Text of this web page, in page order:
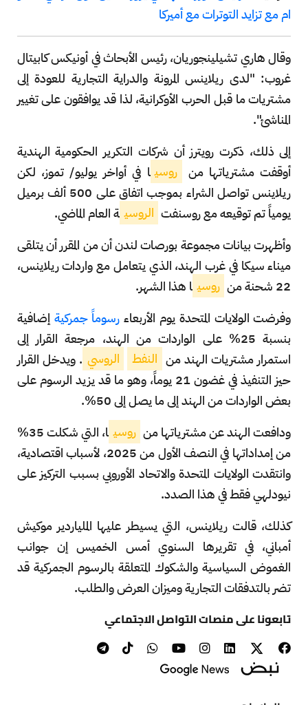
ام مع تزايد التوترات مع أميركا
وقال هاري تشيلينجوريان، رئيس الأبحاث في أونيكس كابيتال
غروب: "لدى ريلاينس المرونة والدراية التجارية للعودة إلى
مشتريات ما قبل الحرب الأوكرانية، لذا قد يوافقون على تغيير
المناشئ".
إلى ذلك، ذكرت رويترز أن شركات التكرير الحكومية الهندية
أوقفت مشترياتها من روسي ا في أواخر يوليو/ تموز، لكن
ريلاينس تواصل الشراء بموجب اتفاق على 500 ألف برميل
يومياً تم توقيعه مع روسنفت الروسي ة العام الماضي.
وأظهرت بيانات مجموعة بورصات لندن أن من المقرر أن يتلقى
ميناء سيكا في غرب الهند، الذي يتعامل مع واردات ريلاينس،
22 شحنة من
روسي ا هذا الشهر.
وفرضت الولايات المتحدة يوم الأربعاءرسوماً جمركية إضافية
بنسبة 25% على الواردات من الهند، مرجعة القرار إلى
استمرار مشتريات الهند من النفط الروسي . ويدخل القرار
حيز التنفيذ في غضون 21 يوماً، وهو ما قد يزيد الرسوم على
بعض الواردات من الهند إلى ما يصل إلى 50%.
ودافعت الهند عن مشترياتها من روسي
ا، التي شكلت 35%
من إمداداتها في النصف الأول من 2025، لأسباب اقتصادية،
وانتقدت الولايات المتحدة والاتحاد الأوروبي بسبب التركيز على
نيودلهي فقط في هذا الصدد.
كذلك، قالت ريلاينس، التي يسيطر عليها الملياردير موكيش
أمباني، في تقريرها السنوي أمس الخميس إن جوانب
الغموض السياسية والشكوك المتعلقة بالرسوم الجمركية قد
تضر بالتدفقات التجارية وميزان العرض والطلب.
تابعونا على منصات التواصل الاجتماعي